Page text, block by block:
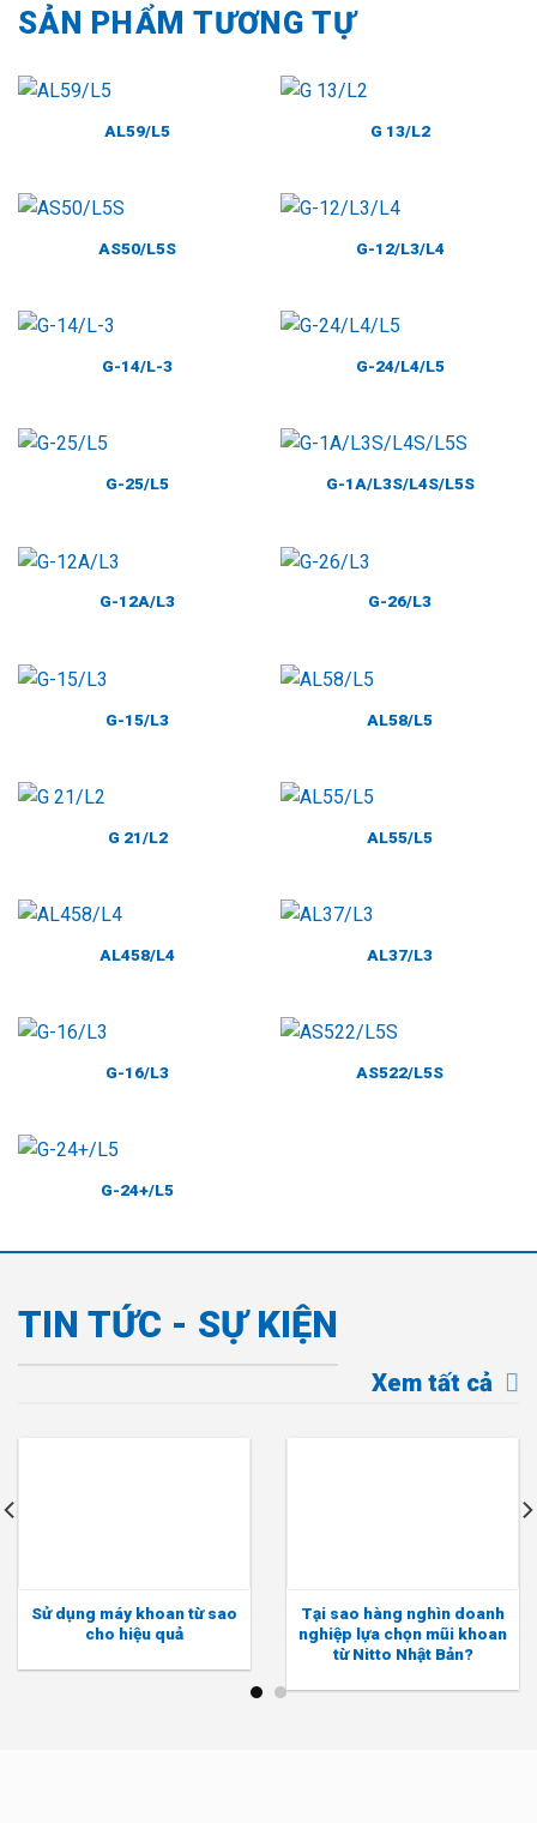
SẢN PHẨM TƯƠNG TỰ
AL59/L5 G 13/L2
AS50/L5S G-12/L3/L4
G-14/L-3 G-24/L4/L5
G-25/L5 G-1A/L3S/L4S/L5S
G-12A/L3 G-26/L3
G-15/L3 AL58/L5
G 21/L2 AL55/L5
AL458/L4 AL37/L3
G-16/L3 AS522/L5S
G-24+/L5
TIN TỨC - SỰ KIỆN
Xem tất cả
Sử dụng máy khoan từ sao
cho hiệu quả
Tại sao hàng nghìn doanh
nghiệp lựa chọn mũi khoan
từ Nitto Nhật Bản?